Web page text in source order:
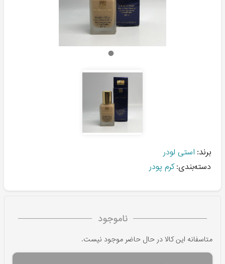
برند: استی لودر
دسته‌بندی: کرم پودر
ناموجود
متاسفانه این کالا در حال حاضر موجود نیست.